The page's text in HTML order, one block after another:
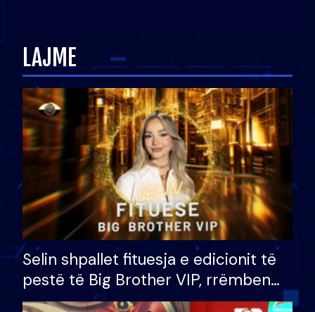
LAJME
Selin shpallet fituesja e edicionit të
pestë të Big Brother VIP, rrëmben
çmimin e madh prej 100 mijë eurosh